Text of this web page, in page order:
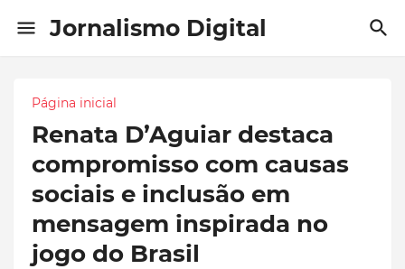
Jornalismo Digital
Página inicial
Renata D’Aguiar destaca
compromisso com causas
sociais e inclusão em
mensagem inspirada no
jogo do Brasil